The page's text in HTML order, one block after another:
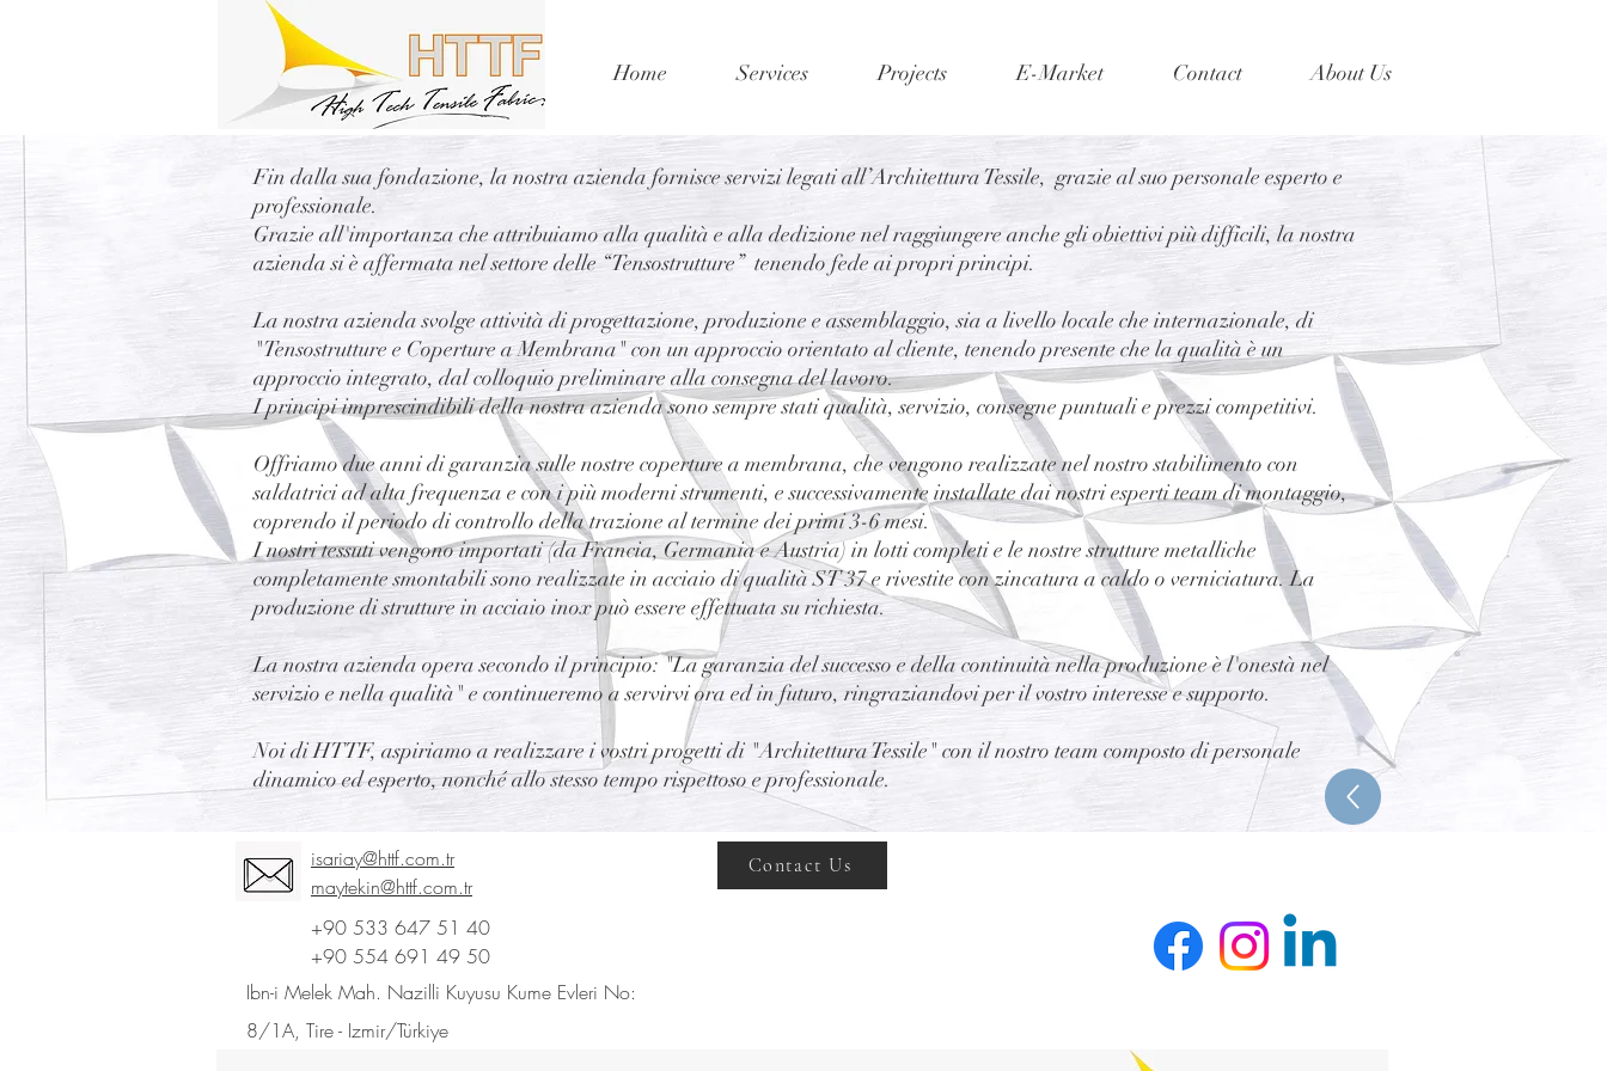
Home Services Projects E-Market Contact About Us
Fin dalla sua fondazione, la nostra azienda fornisce servizi legati all’Architettura Tessile, grazie al suo personale esperto e
professionale.
Grazie all'importanza che attribuiamo alla qualità e alla dedizione nel raggiungere anche gli obiettivi più difficili, la nostra
azienda si è affermata nel settore delle “Tensostrutture” tenendo fede ai propri principi.
La nostra azienda svolge attività di progettazione, produzione e assemblaggio, sia a livello locale che internazionale, di
"Tensostrutture e Coperture a Membrana" con un approccio orientato al cliente, tenendo presente che la qualità è un
approccio integrato, dal colloquio preliminare alla consegna del lavoro.
I principi imprescindibili della nostra azienda sono sempre stati qualità, servizio, consegne puntuali e prezzi competitivi.
Offriamo due anni di garanzia sulle nostre coperture a membrana, che vengono realizzate nel nostro stabilimento con
saldatrici ad alta frequenza e con i più moderni strumenti, e successivamente installate dai nostri esperti team di montaggio,
coprendo il periodo di controllo della trazione al termine dei primi 3-6 mesi.
I nostri tessuti vengono importati (da Francia, Germania e Austria) in lotti completi e le nostre strutture metalliche
completamente smontabili sono realizzate in acciaio di qualità ST 37 e rivestite con zincatura a caldo o verniciatura. La
produzione di strutture in acciaio inox può essere effettuata su richiesta.
La nostra azienda opera secondo il principio: "La garanzia del successo e della continuità nella produzione è l'onestà nel
servizio e nella qualità" e continueremo a servirvi ora ed in futuro, ringraziandovi per il vostro interesse e supporto.
Noi di HTTF, aspiriamo a realizzare i vostri progetti di "Architettura Tessile" con il nostro team composto di personale
dinamico ed esperto, nonché allo stesso tempo rispettoso e professionale.
isariay@httf.com.tr
maytekin@httf.com.tr
Contact Us
+90 533 647 51 40
+90 554 691 49 50
Ibn-i Melek Mah. Nazilli Kuyusu Kume Evleri No:
8/1A, Tire - Izmir/Türkiye